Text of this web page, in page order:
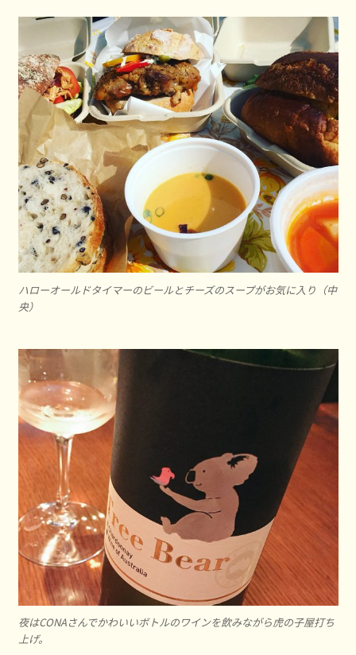
ハローオールドタイマーのビールとチーズのスープがお気に入り（中
央）
夜はCONAさんでかわいいボトルのワインを飲みながら虎の子屋打ち
上げ。